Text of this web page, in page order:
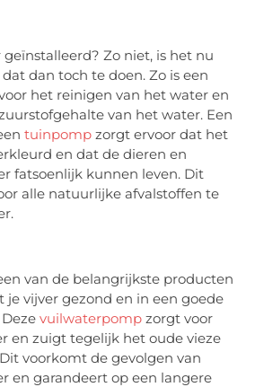
Zo niet, is het nu
dan toch te doen. Zo is een
het reinigen van het water en
van het water. Een
tuinpomp zorgt ervoor dat het
en dat de dieren en
fatsoenlijk kunnen leven. Dit
alle natuurlijke afvalstoffen te
van de belangrijkste producten
je vijver gezond en in een goede
Dezevuilwaterpomp zorgt voor
en zuigt tegelijk het oude vieze
voorkomt de gevolgen van
en garandeert op een langere